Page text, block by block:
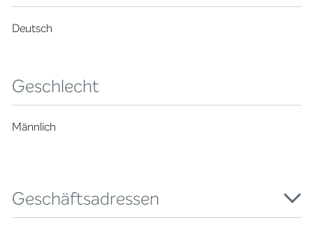
Deutsch
Geschlecht
Männlich
Geschäftsadressen